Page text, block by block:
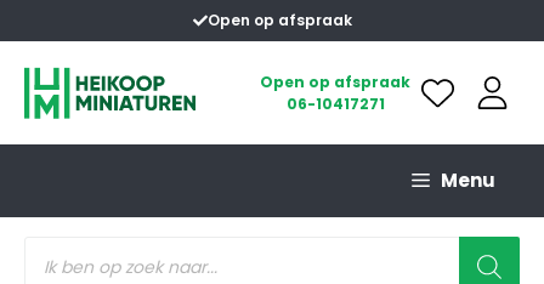
naar
inhoud
Open op afspraak
Open op afspraak
06-10417271
Menu
zoeken